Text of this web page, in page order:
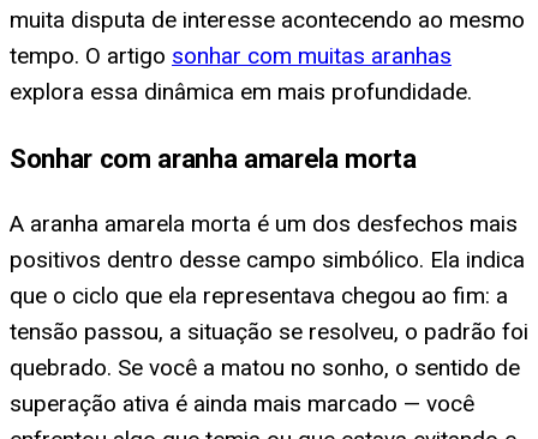
muita disputa de interesse acontecendo ao mesmo
tempo. O artigo sonhar com muitas aranhas
explora essa dinâmica em mais profundidade.
Sonhar com aranha amarela morta
A aranha amarela morta é um dos desfechos mais
positivos dentro desse campo simbólico. Ela indica
que o ciclo que ela representava chegou ao fim: a
tensão passou, a situação se resolveu, o padrão foi
quebrado. Se você a matou no sonho, o sentido de
superação ativa é ainda mais marcado — você